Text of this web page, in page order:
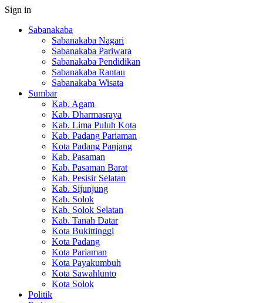
Sign in
Sabanakaba
Sabanakaba Nagari
Sabanakaba Pariwara
Sabanakaba Pendidikan
Sabanakaba Rantau
Sabanakaba Wisata
Sumbar
Kab. Agam
Kab. Dharmasraya
Kab. Lima Puluh Kota
Kab. Padang Pariaman
Kota Padang Panjang
Kab. Pasaman
Kab. Pasaman Barat
Kab. Pesisir Selatan
Kab. Sijunjung
Kab. Solok
Kab. Solok Selatan
Kab. Tanah Datar
Kota Bukittinggi
Kota Padang
Kota Pariaman
Kota Payakumbuh
Kota Sawahlunto
Kota Solok
Politik